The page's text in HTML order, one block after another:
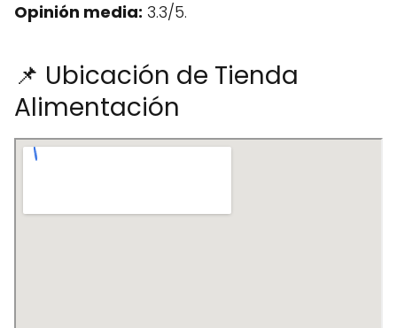
Opinión media: 3.3/5.
📌 Ubicación de Tienda
Alimentación